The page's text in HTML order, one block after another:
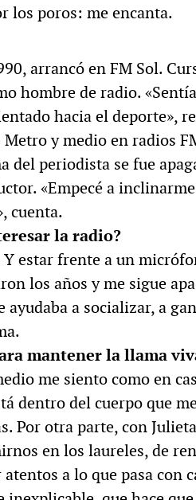
los poros: me encanta.
arrancó en FM Sol.
hombre de radio.
hacia el deporte»,
y medio en radios
del periodista se fue
«Empecé a
cuenta.
la radio?
estar frente a un
los años y me sigue
ayudaba a socializar, a
mantener la llama
me siento como en
dentro del cuerpo que
Por otra parte, con
en los laureles, de
a lo que pasa con